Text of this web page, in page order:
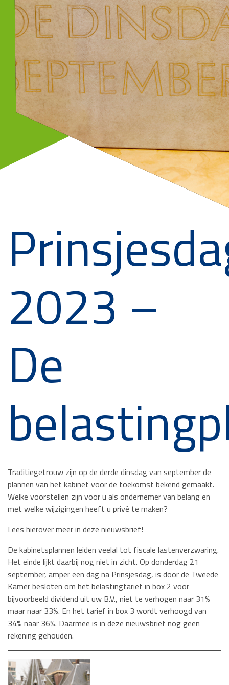
2023 –
De
Traditiegetrouw zijn op de derde dinsdag van september de
plannen van het kabinet voor de toekomst bekend gemaakt.
Welke voorstellen zijn voor u als ondernemer van belang en
met welke wijzigingen heeft u privé te maken?
Lees hierover meer in deze nieuwsbrief!
De kabinetsplannen leiden veelal tot fiscale lastenverzwaring.
Het einde lijkt daarbij nog niet in zicht. Op donderdag 21
september, amper een dag na Prinsjesdag, is door de Tweede
Kamer besloten om het belastingtarief in box 2 voor
bijvoorbeeld dividend uit uw B.V., niet te verhogen naar 31%
maar naar 33%. En het tarief in box 3 wordt verhoogd van
34% naar 36%. Daarmee is in deze nieuwsbrief nog geen
rekening gehouden.